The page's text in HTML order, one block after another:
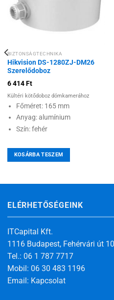
kívánságlistához
BIZTONSÁGTECHNIKA
Hikvision DS-1280ZJ-DM26
Szerelődoboz
6 414Ft
Kültéri kötődoboz dómkamerához
Főméret: 165 mm
Anyag: alumínium
Szín: fehér
KOSÁRBA TESZEM
ELÉRHETŐSÉGEINK
ITCapital Kft.
1116 Budapest, Fehérvári út
Tel.: 06 1 787 7717
Mobil: 06 30 483 1196
Email: Kapcsolat